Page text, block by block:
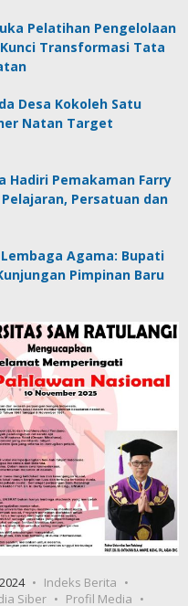
Pelatihan Pengelolaan
Kunci Transformasi Tata
Desa Kokoleh Satu
Natan Target
Hadiri Pemakaman Farry
Persatuan dan
Agama: Bupati
Pimpinan Baru
Indeks Berita
Siber Profil Media